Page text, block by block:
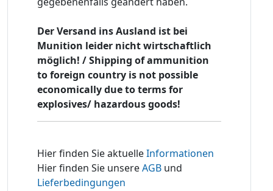
Der Versand ins Ausland ist bei
Munition leider nicht wirtschaftlich
möglich! / Shipping of ammunition
to foreign country is not possible
economically due to terms for
explosives/ hazardous goods!
Hier finden Sie aktuelleInformationen
Hier finden Sie unsereAGB und
Lieferbedingungen